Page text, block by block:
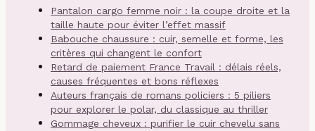
Pantalon cargo femme noir : la coupe droite et la
taille haute pour éviter l’effet massif
Babouche chaussure : cuir, semelle et forme, les
critères qui changent le confort
Retard de paiement France Travail : délais réels,
causes fréquentes et bons réflexes
Auteurs français de romans policiers : 5 piliers
pour explorer le polar, du classique au thriller
Gommage cheveux : purifier le cuir chevelu sans